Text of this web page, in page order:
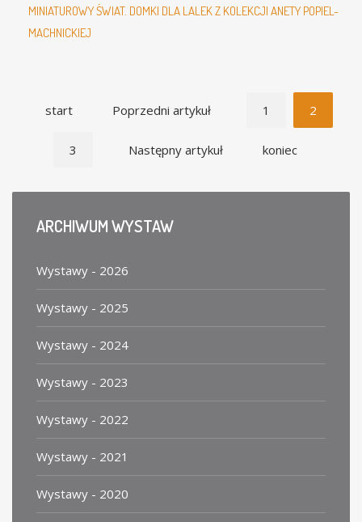
MINIATUROWY ŚWIAT. DOMKI DLA LALEK Z KOLEKCJI ANETY POPIEL-
MACHNICKIEJ
start Poprzedni artykuł 1 2
3 Następny artykuł koniec
ARCHIWUMWYSTAW
Wystawy - 2026
Wystawy - 2025
Wystawy - 2024
Wystawy - 2023
Wystawy - 2022
Wystawy - 2021
Wystawy - 2020